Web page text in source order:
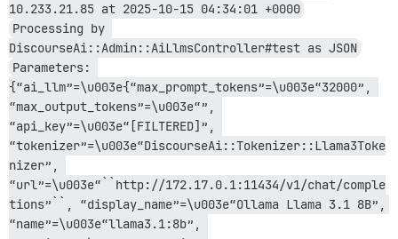
10.233.21.85 at 2025-10-15 04:34:01 +0000
Processing by
DiscourseAi::Admin::AiLlmsController#test as JSON
Parameters:
{“ai_llm”=\u003e{“max_prompt_tokens”=\u003e“32000”,
“max_output_tokens”=\u003e“”,
“api_key”=\u003e“[FILTERED]”,
“tokenizer”=\u003e“DiscourseAi::Tokenizer::Llama3Toke
nizer”,
“url”=\u003e“``http://172.17.0.1:11434/v1/chat/comple
tions”``, “display_name”=\u003e“Ollama Llama 3.1 8B”,
“name”=\u003e“llama3.1:8b”,